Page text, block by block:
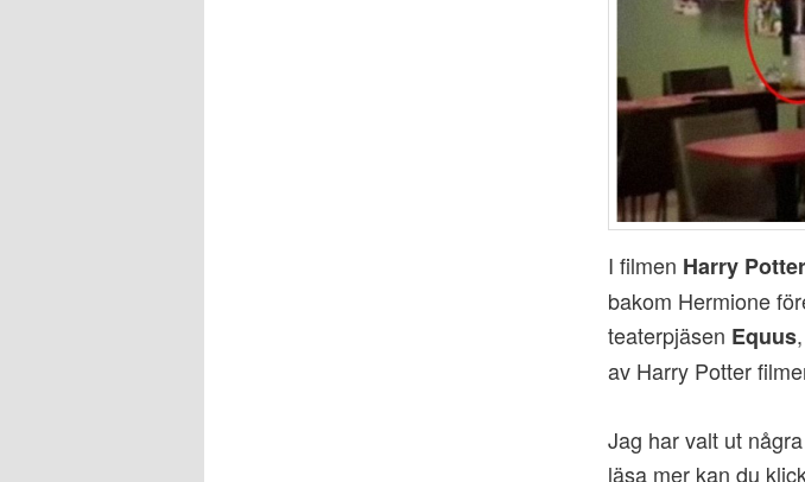
I filmen Harry
bakom Hermione
teaterpjäsen Equus
av Harry Potter
Jag har valt ut
läsa mer kan du